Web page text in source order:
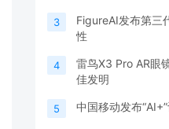
3
FigureAI发布第三
性
4
雷鸟X3 Pro AR眼
佳发明
5 中国移动发布